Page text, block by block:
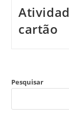
cartão
Pesquisar